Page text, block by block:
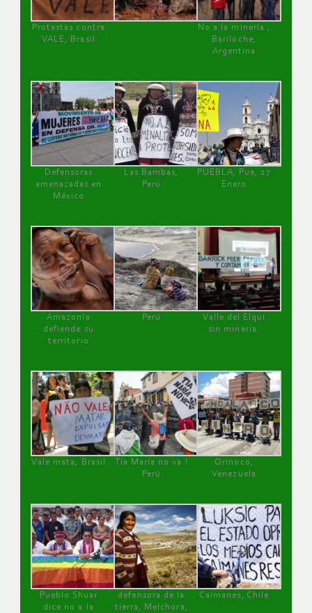
Protestas contra
VALE, Brasil
No a la minería ,
Bariloche,
Argentina
Defensoras
amenazadas en
México
Las Bambas,
Perú
PUEBLA, Pue, 27
Enero
Amazonía
defiende su
territorio
Perú
Valle del Elqui
sin minería.
Vale mata, Brasil
Tía María no va !
Perú
Orinoco,
Venezuela
Pueblo Shuar
dice no a la
defensora de la
tierra, Melchora,
Caimanes, Chile